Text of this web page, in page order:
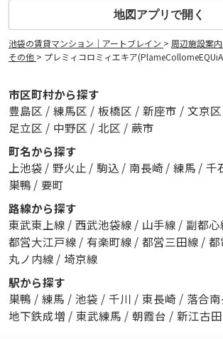
地図アプリで開く
池袋の賃貸マンション｜アートブレイン > 周辺施設案内
その他 > プレミィコロミィエキア
市区町村から探す
豊島区 / 練馬区 / 板橋区 / 新座市 / 文京区
足立区 / 中野区 / 北区 / 蕨市
町名から探す
上池袋 / 野火止 / 駒込 / 南長崎 / 練馬 / 千
巣鴨 / 要町
路線から探す
東武東上線 / 西武池袋線 / 山手線 / 副都心
都営大江戸線 / 有楽町線 / 都営三田線 / 都
丸ノ内線 / 埼京線
駅から探す
巣鴨 / 練馬 / 池袋 / 千川 / 東長崎 / 落合
地下鉄成増 / 東武練馬 / 朝霞台 / 新江古田